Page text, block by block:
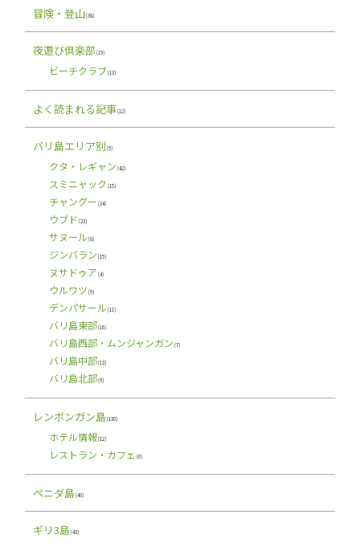
冒険・登山(38)
夜遊び倶楽部 (19)
ビーチクラブ(13)
よく読まれる記事(12)
バリ島エリア別 (5)
クタ・レギャン (42)
スミニャック (15)
チャングー (24)
ウブド (23)
サヌール (8)
ジンバラン (15)
ヌサドゥア (4)
ウルワツ (9)
デンパサール (11)
バリ島東部(16)
バリ島西部・ムンジャンガン (7)
バリ島中部(13)
バリ島北部(9)
レンボンガン島(130)
ホテル情報(12)
レストラン・カフェ (6)
ペニダ島(40)
ギリ3島(43)